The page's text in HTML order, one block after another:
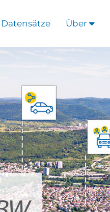
Datensätze Über